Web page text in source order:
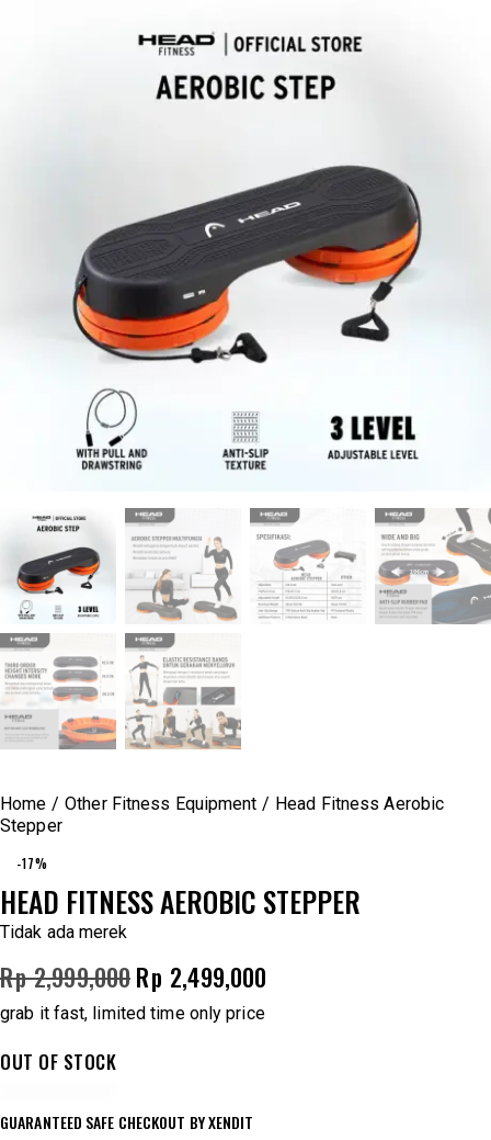
Home Other Fitness Equipment
Head Fitness Aerobic
Stepper
-17%
HEAD FITNESS AEROBIC STEPPER
Tidak ada merek
Rp2,999,000Rp 2,499,000
grab it fast, limited time only price
OUT OF STOCK
GUARANTEED SAFE CHECKOUT BY XENDIT